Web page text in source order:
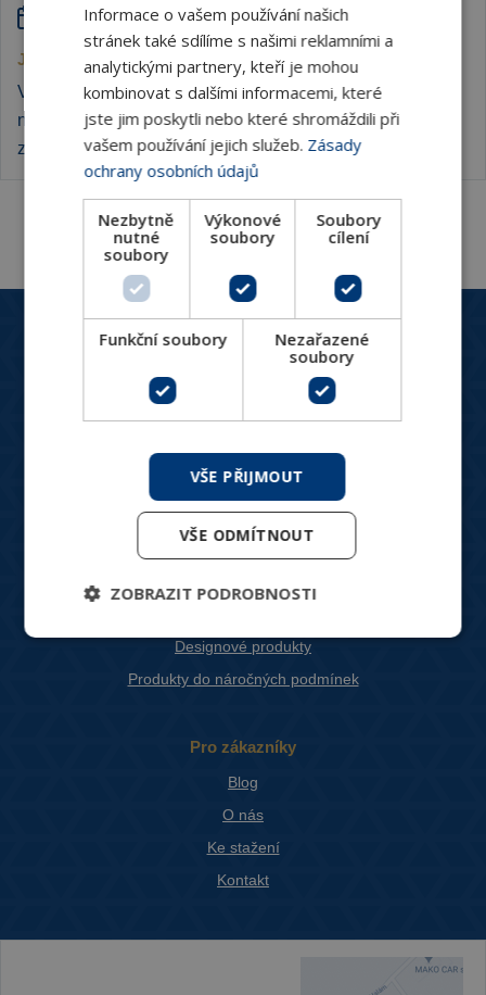
01.10.2020
Jak snížit tepelné ztráty stropem haly
Ve výrobních a skladovacích halách se často potýkáme s
nemalými energetickými ztrátami. Existují ale chytré
způsoby, jak tento problém řešit.
Zákaznický servis
+420 244 466 792
Po-Pá: 8:30 - 16:00
hydronix@hydronix.cz
Katalog produktů
HVAC ventily
Spotřebiče pro vytápění a chlazení
Designové produkty
Produkty do náročných podmínek
Pro zákazníky
Blog
O nás
Ke stažení
Kontakt
Informace o vašem používání našich
stránek také sdílíme s našimi reklamními a
analytickými partnery, kteří je mohou
kombinovat s dalšími informacemi, které
jste jim poskytli nebo které shromáždili při
vašem používání jejich služeb. Zásady
ochrany osobních údajů
Nezbytně
nutné
soubory
Výkonové
soubory
Soubory
cílení
Funkční soubory
Nezařazené
soubory
VŠE PŘIJMOUT
VŠE ODMÍTNOUT
ZOBRAZIT PODROBNOSTI